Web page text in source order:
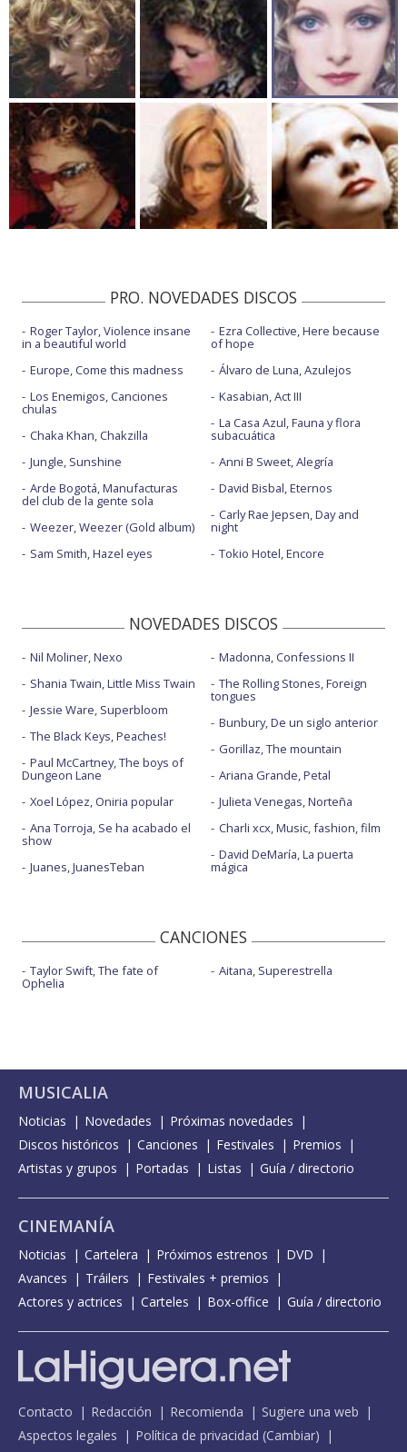
PRO. NOVEDADES DISCOS
Roger Taylor, Violence insane
in a beautiful world
Europe, Come this madness
Los Enemigos, Canciones
chulas
Chaka Khan, Chakzilla
Jungle, Sunshine
Arde Bogotá, Manufacturas
del club de la gente sola
Weezer, Weezer (Gold album)
Sam Smith, Hazel eyes
Ezra Collective, Here because
of hope
Álvaro de Luna, Azulejos
Kasabian, Act III
La Casa Azul, Fauna y flora
subacuática
Anni B Sweet, Alegría
David Bisbal, Eternos
Carly Rae Jepsen, Day and
night
Tokio Hotel, Encore
NOVEDADES DISCOS
Nil Moliner, Nexo
Shania Twain, Little Miss Twain
Jessie Ware, Superbloom
The Black Keys, Peaches!
Paul McCartney, The boys of
Dungeon Lane
Xoel López, Oniria popular
Ana Torroja, Se ha acabado el
show
Juanes, JuanesTeban
Madonna, Confessions II
The Rolling Stones, Foreign
tongues
Bunbury, De un siglo anterior
Gorillaz, The mountain
Ariana Grande, Petal
Julieta Venegas, Norteña
Charli xcx, Music, fashion, film
David DeMaría, La puerta
mágica
CANCIONES
Taylor Swift, The fate of
Ophelia
Aitana, Superestrella
MUSICALIA
Noticias Novedades
Próximas novedades
Discos históricos
Canciones Festivales
Premios
Artistas y grupos
Portadas Listas Guía / directorio
CINEMANÍA
Noticias Cartelera Próximos estrenos
DVD
Avances
Tráilers
Festivales + premios
Actores y actrices
Carteles Box-office Guía / directorio
Contacto Redacción Recomienda
Sugiere una web
Aspectos legales
Política de privacidad (Cambiar)